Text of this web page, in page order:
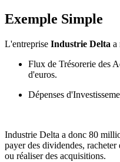
Exemple Simple
L'entreprise Industrie Delta a
Flux de Trésorerie des
d'euros.
Dépenses
Industrie Delta a donc 80
payer des dividendes, racheter
ou réaliser des acquisitions.